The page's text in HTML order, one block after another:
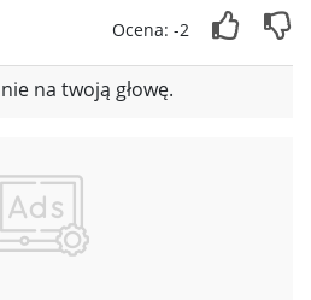
Ocena: -2
na twoją głowę.